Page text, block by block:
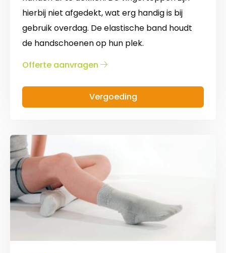
hierbij niet afgedekt, wat erg handig is bij
gebruik overdag. De elastische band houdt
de handschoenen op hun plek.
Offerte aanvragen over
met
open
Vergoeding